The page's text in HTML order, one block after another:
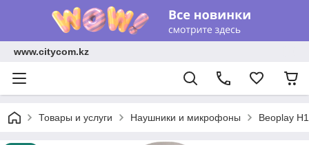
www.citycom.kz
Товары и услуги Наушники и микрофоны Beoplay